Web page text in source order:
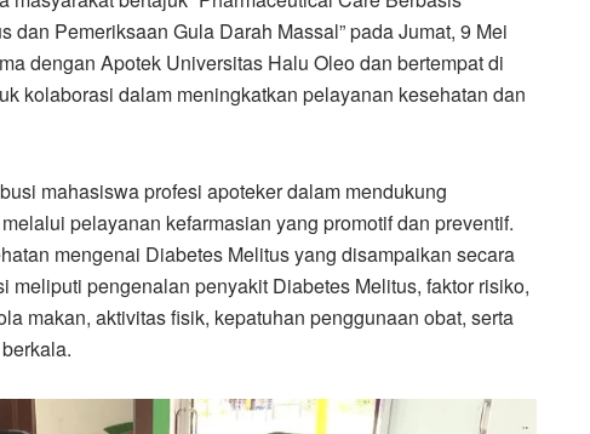
Pemeriksaan Gula Darah Massal” pada Jumat, 9 Mei
dengan Apotek Universitas Halu Oleo dan bertempat di
kolaborasi dalam meningkatkan pelayanan kesehatan dan
mahasiswa profesi apoteker dalam mendukung
pelayanan kefarmasian yang promotif dan preventif.
mengenai Diabetes Melitus yang disampaikan secara
meliputi pengenalan penyakit Diabetes Melitus, faktor risiko,
makan, aktivitas fisik, kepatuhan penggunaan obat, serta